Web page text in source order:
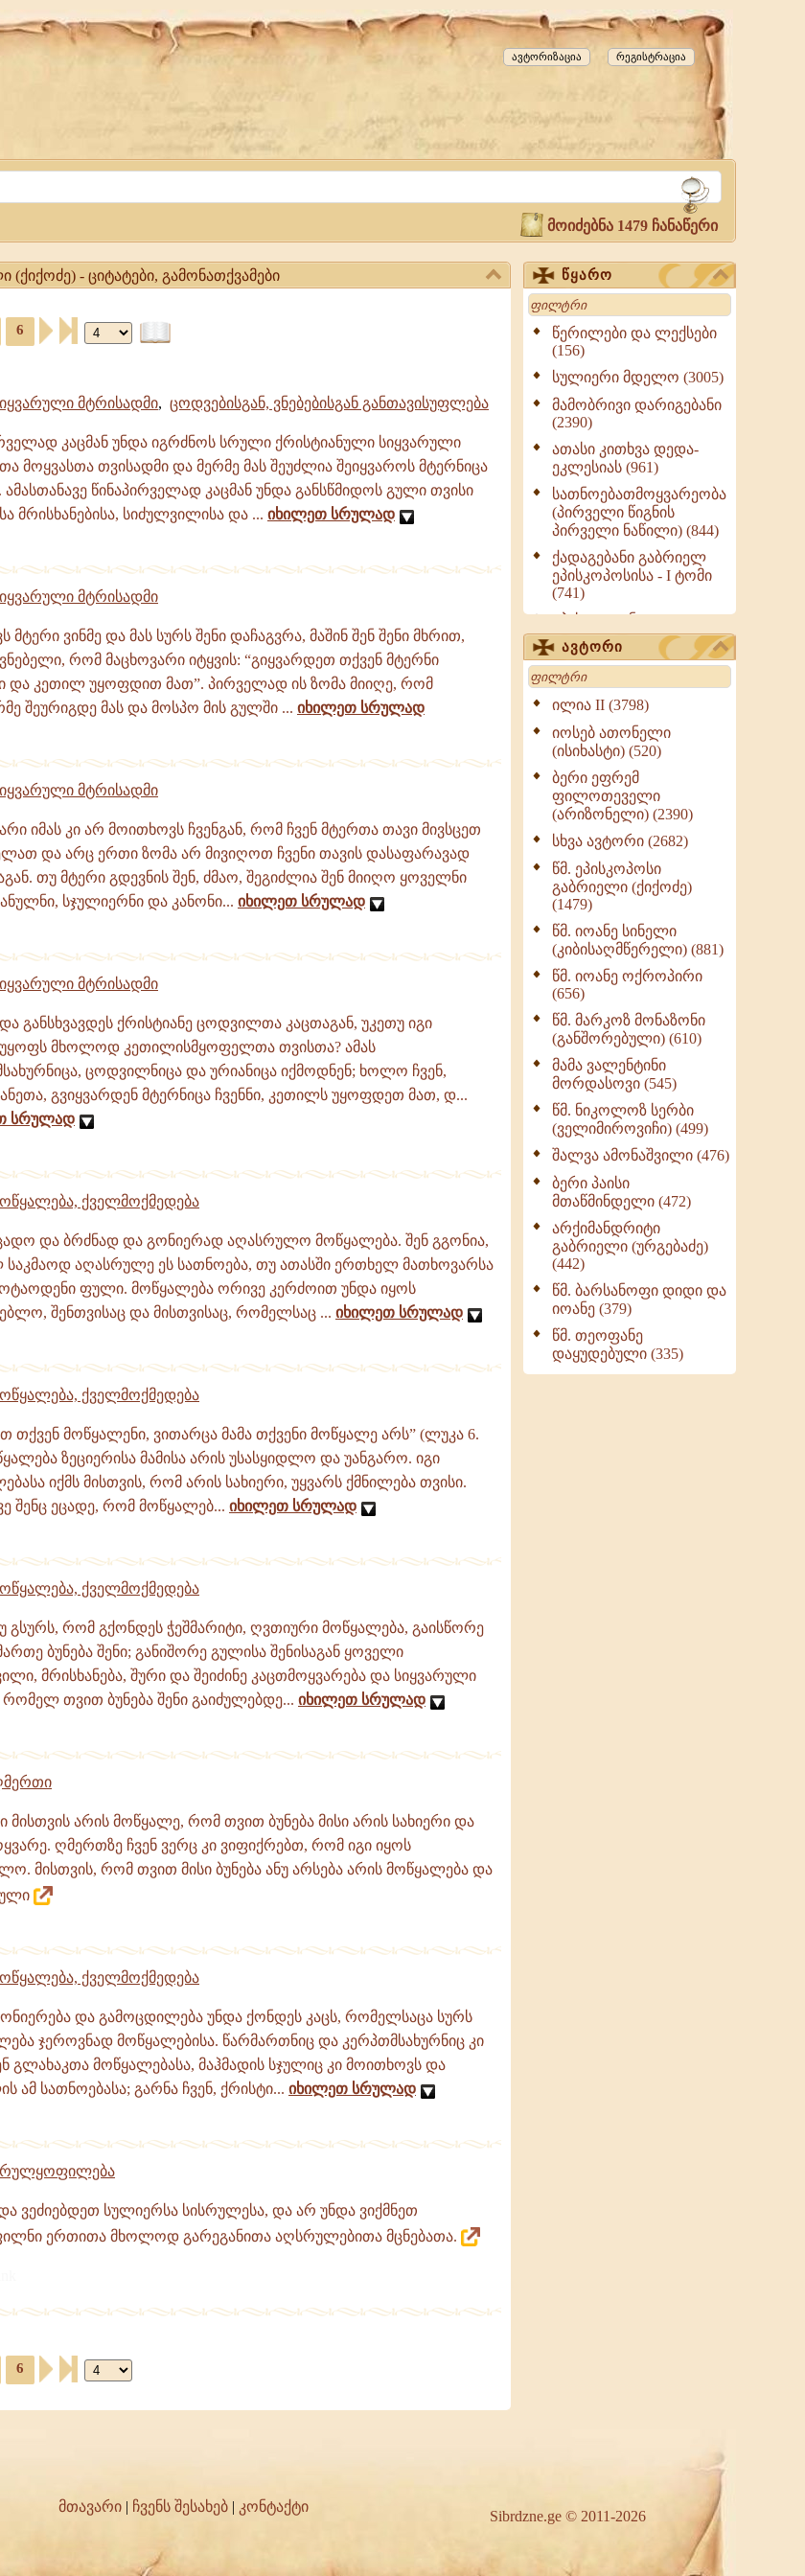
რეგისტრაცია
ავტორიზაცია
მოიძებნა 1479 ჩანაწერი
(ქიქოძე) - ციტატები, გამონათქვამები
6
მტრისადმი, ცოდვებისგან, ვნებებისგან განთავისუფლება
კაცმან უნდა იგრძნოს სრული ქრისტიანული სიყვარული
მოყვასთა თვისადმი და მერმე მას შეუძლია შეიყვაროს მტერნიცა
ამასთანავე წინაპირველად კაცმან უნდა განსწმიდოს გული თვისი
მრისხანებისა, სიძულვილისა და ... იხილეთ სრულად
მტრისადმი
მტერი ვინმე და მას სურს შენი დაჩაგვრა, მაშინ შენ შენი მხრით,
რომ მაცხოვარი იტყვის: “გიყვარდეთ თქვენ მტერნი
და კეთილ უყოფდით მათ”. პირველად ის ზომა მიიღე, რომ
შეურიგდე მას და მოსპო მის გულში ... იხილეთ სრულად
მტრისადმი
იმას კი არ მოითხოვს ჩვენგან, რომ ჩვენ მტერთა თავი მივსცეთ
და არც ერთი ზომა არ მივიღოთ ჩვენი თავის დასაფარავად
თუ მტერი გდევნის შენ, ძმაო, შეგიძლია შენ მიიღო ყოველნი
სჯულიერნი და კანონი... იხილეთ სრულად
მტრისადმი
განსხვავდეს ქრისტიანე ცოდვილთა კაცთაგან, უკეთუ იგი
მხოლოდ კეთილისმყოფელთა თვისთა? ამას
ცოდვილნიცა და ურიანიცა იქმოდნენ; ხოლო ჩვენ,
გვიყვარდენ მტერნიცა ჩვენნი, კეთილს უყოფდეთ მათ, დ...
სრულად
ქველმოქმედება
და ბრძნად და გონიერად აღასრულო მოწყალება. შენ გგონია,
აღასრულე ეს სათნოება, თუ ათასში ერთხელ მათხოვარსა
ფული. მოწყალება ორივე კერძოით უნდა იყოს
შენთვისაც და მისთვისაც, რომელსაც ... იხილეთ სრულად
ქველმოქმედება
თქვენ მოწყალენი, ვითარცა მამა თქვენი მოწყალე არს” (ლუკა 6.
ზეციერისა მამისა არის უსასყიდლო და უანგარო. იგი
იქმს მისთვის, რომ არის სახიერი, უყვარს ქმნილება თვისი.
შენც ეცადე, რომ მოწყალებ... იხილეთ სრულად
ქველმოქმედება
გსურს, რომ გქონდეს ჭეშმარიტი, ღვთიური მოწყალება, გაისწორე
ბუნება შენი; განიშორე გულისა შენისაგან ყოველი
მრისხანება, შური და შეიძინე კაცთმოყვარება და სიყვარული
თვით ბუნება შენი გაიძულებდე... იხილეთ სრულად
მისთვის არის მოწყალე, რომ თვით ბუნება მისი არის სახიერი და
ღმერთზე ჩვენ ვერც კი ვიფიქრებთ, რომ იგი იყოს
მისთვის, რომ თვით მისი ბუნება ანუ არსება არის მოწყალება და
ქველმოქმედება
და გამოცდილება უნდა ქონდეს კაცს, რომელსაცა სურს
ჯეროვნად მოწყალებისა. წარმართნიც და კერპთმსახურნიც კი
გლახაკთა მოწყალებასა, მაჰმადის სჯულიც კი მოითხოვს და
ამ სათნოებასა; გარნა ჩვენ, ქრისტი... იხილეთ სრულად
ვეძიებდეთ სულიერსა სისრულესა, და არ უნდა ვიქმნეთ
ერთითა მხოლოდ გარეგანითა აღსრულებითა მცნებათა.
6
წყარო
Search
წერილები და ლექსები
(156)
სულიერი მდელო (3005)
მამობრივი დარიგებანი
(2390)
ათასი კითხვა დედა-
ეკლესიას (961)
სათნოებათმოყვარეობა
(პირველი წიგნის
პირველი ნაწილი) (844)
ქადაგებანი გაბრიელ
ეპისკოპოსისა - I ტომი
(741)
ეპისტოლენი,
ქადაგებანი, სიტყვანი
(ნაწილი III) (723)
მოძღვრის ძალზე
სასარგებლო რჩევები
მრევლისათვის (545)
Wisdomge (514)
ქადაგებანი გაბრიელ
ეპისკოპოსისა - II ტომი
(370)
სულიერი ცხოვრების
სახელმძღვანელო -
ნაწილი II (369)
ღმერთი და ადამიანები
(287)
ბერის დიადემა (278)
მონაზვნური
გამოცდილების
ოთხი ასეული თავი
სიყვარულის შესახებ
(259)
ავტორი
Search
ილია II (3798)
იოსებ ათონელი
(ისიხასტი) (520)
ბერი ეფრემ
ფილოთეველი
(არიზონელი) (2390)
სხვა ავტორი (2682)
წმ. ეპისკოპოსი
გაბრიელი (ქიქოძე)
(1479)
წმ. იოანე სინელი
(კიბისაღმწერელი) (881)
წმ. იოანე ოქროპირი
(656)
წმ. მარკოზ მონაზონი
(განშორებული) (610)
მამა ვალენტინი
მორდასოვი (545)
წმ. ნიკოლოზ სერბი
(ველიმიროვიჩი) (499)
შალვა ამონაშვილი (476)
ბერი პაისი
მთაწმინდელი (472)
არქიმანდრიტი
გაბრიელი (ურგებაძე)
(442)
წმ. ბარსანოფი დიდი და
იოანე (379)
წმ. თეოფანე
დაყუდებული (335)
მთავარი | ჩვენს შესახებ | კონტაქტი
Sibrdzne.ge © 2011-2026